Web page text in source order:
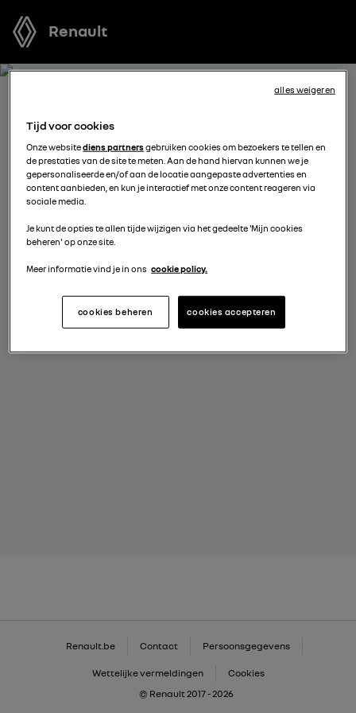
Renault
ONTVANG GRATIS JOUW
OFFERTE VOOR CLIO
We staan tot je beschikking om je de meest voordelige
offerte voor te stellen, met financieringsmogelijkheden
aangepast aan jouw situatie en met nuttig advies voor
kies een verdeler
Renault.be Contact Persoonsgegevens
Wettelijke vermeldingen
Cookies
© Renault 2017 - 2026
Tijd voor cookies
Onze websitediens partnersgebruiken cookies om bezoekers te tellen en
de prestaties van de site te meten. Aan de hand hiervan kunnen we je
gepersonaliseerde en/of aan de locatie aangepaste advertenties en
content aanbieden, en kun je interactief met onze content reageren via
sociale media.
Je kunt de opties te allen tijde wijzigen via het gedeelte 'Mijn cookies
beheren' op onze site.
Meer informatie vind je in ons cookie policy.
cookies accepteren
cookies beheren
alles weigeren